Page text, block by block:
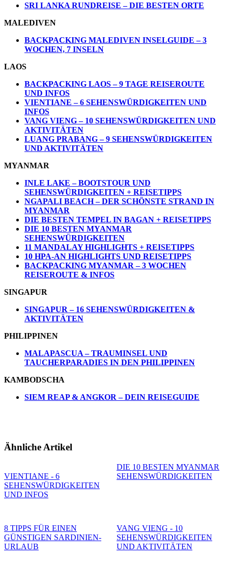
SRI LANKA RUNDREISE – DIE BESTEN ORTE
MALEDIVEN
BACKPACKING MALEDIVEN INSELGUIDE – 3
WOCHEN, 7 INSELN
LAOS
BACKPACKING LAOS – 9 TAGE REISEROUTE
UND INFOS
VIENTIANE – 6 SEHENSWÜRDIGKEITEN UND
INFOS
VANG VIENG – 10 SEHENSWÜRDIGKEITEN UND
AKTIVITÄTEN
LUANG PRABANG – 9 SEHENSWÜRDIGKEITEN
UND AKTIVITÄTEN
MYANMAR
INLE LAKE – BOOTSTOUR UND
SEHENSWÜRDIGKEITEN + REISETIPPS
NGAPALI BEACH – DER SCHÖNSTE STRAND IN
MYANMAR
DIE BESTEN TEMPEL IN BAGAN + REISETIPPS
DIE 10 BESTEN MYANMAR
SEHENSWÜRDIGKEITEN
11 MANDALAY HIGHLIGHTS + REISETIPPS
10 HPA-AN HIGHLIGHTS UND REISETIPPS
BACKPACKING MYANMAR – 3 WOCHEN
REISEROUTE & INFOS
SINGAPUR
SINGAPUR – 16 SEHENSWÜRDIGKEITEN &
AKTIVITÄTEN
PHILIPPINEN
MALAPASCUA – TRAUMINSEL UND
TAUCHERPARADIES IN DEN PHILIPPINEN
KAMBODSCHA
SIEM REAP & ANGKOR – DEIN REISEGUIDE
Ähnliche Artikel
VIENTIANE - 6
SEHENSWÜRDIGKEITEN
UND INFOS
DIE 10 BESTEN MYANMAR
SEHENSWÜRDIGKEITEN
8 TIPPS FÜR EINEN
GÜNSTIGEN SARDINIEN-
URLAUB
VANG VIENG - 10
SEHENSWÜRDIGKEITEN
UND AKTIVITÄTEN